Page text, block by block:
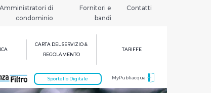
Amministratori di
condominio
Fornitori e
bandi
Contatti
CARTA DEL SERVIZIO &
REGOLAMENTO
TARIFFE
MyPubliacqua
Sportello Digitale